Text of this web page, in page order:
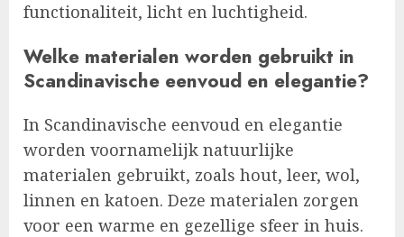
functionaliteit, licht en luchtigheid.
Welke materialen worden gebruikt in
Scandinavische eenvoud en elegantie?
In Scandinavische eenvoud en elegantie
worden voornamelijk natuurlijke
materialen gebruikt, zoals hout, leer, wol,
linnen en katoen. Deze materialen zorgen
voor een warme en gezellige sfeer in huis.